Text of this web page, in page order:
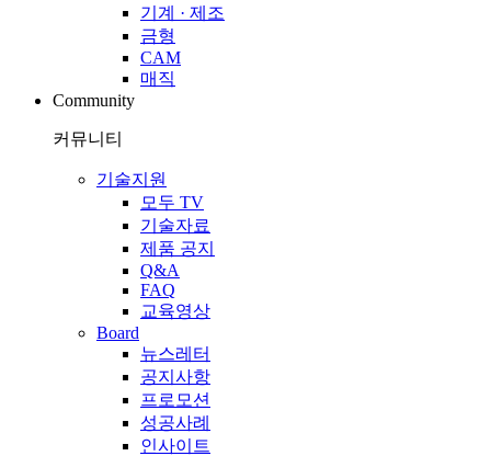
기계 · 제조
금형
CAM
매직
Community
커뮤니티
기술지원
모두 TV
기술자료
제품 공지
Q&A
FAQ
교육영상
Board
뉴스레터
공지사항
프로모션
성공사례
인사이트